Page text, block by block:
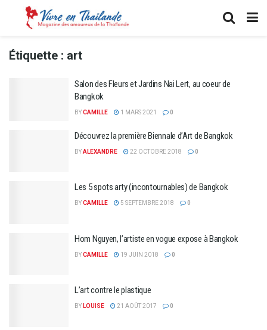
Étiquette : art
Salon des Fleurs et Jardins Nai Lert, au coeur de
Bangkok
BYCAMILLE 1 MARS 2021 0
Découvrez la première Biennale d’Art de Bangkok
BYALEXANDRE 22 OCTOBRE 2018 0
Les 5 spots arty (incontournables) de Bangkok
BYCAMILLE 5 SEPTEMBRE 2018 0
Hom Nguyen, l’artiste en vogue expose à Bangkok
BYCAMILLE 19 JUIN 2018 0
L’art contre le plastique
BY LOUISE 21 AOÛT 2017 0